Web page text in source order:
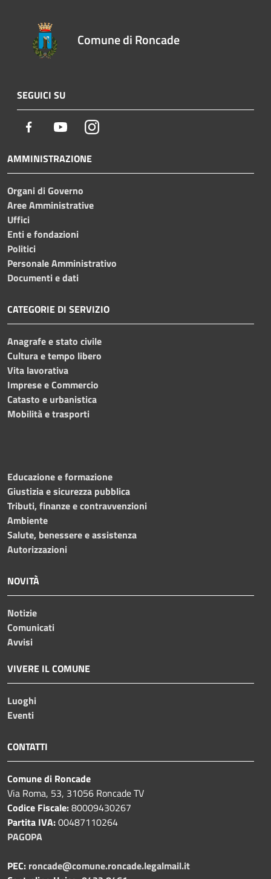
Comune di Roncade
SEGUICI SU
Facebook YoutubeInstagram
AMMINISTRAZIONE
Organi di Governo
Aree Amministrative
Uffici
Enti e fondazioni
Politici
Personale Amministrativo
Documenti e dati
CATEGORIE DI SERVIZIO
Anagrafe e stato civile
Cultura e tempo libero
Vita lavorativa
Imprese e Commercio
Catasto e urbanistica
Mobilità e trasporti
Educazione e formazione
Giustizia e sicurezza pubblica
Tributi, finanze e contravvenzioni
Ambiente
Salute, benessere e assistenza
Autorizzazioni
NOVITÀ
Notizie
Comunicati
Avvisi
VIVERE IL COMUNE
Luoghi
Eventi
CONTATTI
Comune di Roncade
Via Roma, 53, 31056 Roncade TV
Codice Fiscale:80009430267
Partita IVA:00487110264
PAGOPA
PEC: roncade@comune.roncade.legalmail.it